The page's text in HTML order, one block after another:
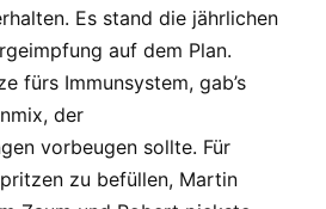
Es stand die jährlichen
auf dem Plan.
fürs Immunsystem, gab’s
der
vorbeugen sollte. Für
zu befüllen, Martin